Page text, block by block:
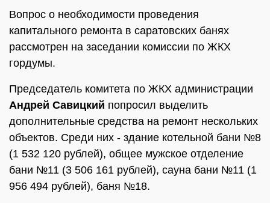
Вопрос о необходимости проведения
капитального ремонта в саратовских банях
рассмотрен на заседании комиссии по ЖКХ
гордумы.
Председатель комитета по ЖКХ администрации
Андрей Савицкий попросил выделить
дополнительные средства на ремонт нескольких
объектов. Среди них - здание котельной бани №8
(1 532 120 рублей), общее мужское отделение
бани №11 (3 506 161 рублей), сауна бани №11 (1
956 494 рублей), баня №18.